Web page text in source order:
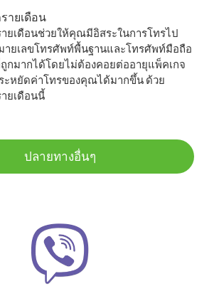
ายเดือน
ยเดือนช่วยให้คุณมีอิสระในการโทรไป
ายเลขโทรศัพท์พื้นฐานและโทรศัพท์มือถือ
กมากได้โดยไม่ต้องคอยต่ออายุแพ็คเกจ
ะหยัดค่าโทรของคุณได้มากขึ้น ด้วย
ยเดือนนี้
ปลายทางอื่นๆ